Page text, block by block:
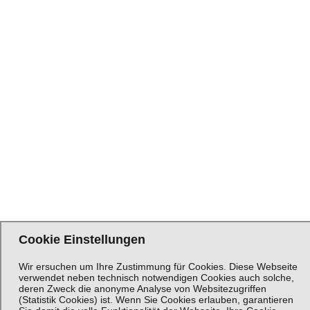
Cookie Einstellungen
Wir ersuchen um Ihre Zustimmung für Cookies. Diese Webseite
verwendet neben technisch notwendigen Cookies auch solche,
deren Zweck die anonyme Analyse von Websitezugriffen
(Statistik Cookies) ist. Wenn Sie Cookies erlauben, garantieren